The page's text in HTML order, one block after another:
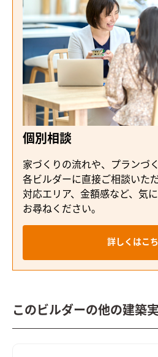
個別相談
家づくりの流れや、プランづ
各ビルダーに直接ご相談いた
対応エリア、金額感など、気
お尋ねください。
詳しくはこ
このビルダーの他の建築